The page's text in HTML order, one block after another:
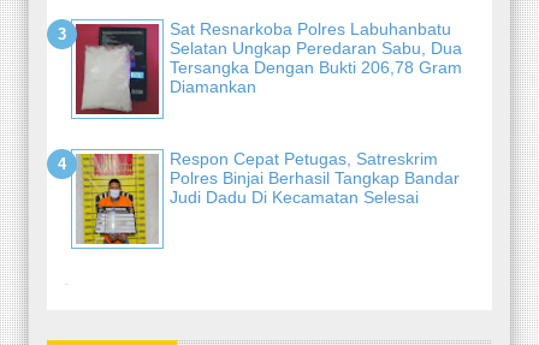
Sat Resnarkoba Polres Labuhanbatu
Selatan Ungkap Peredaran Sabu, Dua
Tersangka Dengan Bukti 206,78 Gram
Diamankan
Respon Cepat Petugas, Satreskrim
Polres Binjai Berhasil Tangkap Bandar
Judi Dadu Di Kecamatan Selesai
-